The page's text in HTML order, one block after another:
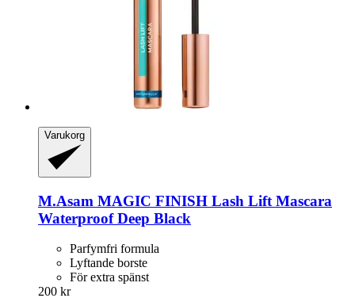
Varukorg
M.Asam MAGIC FINISH Lash Lift Mascara
Waterproof Deep Black
Parfymfri formula
Lyftande borste
För extra spänst
200 kr